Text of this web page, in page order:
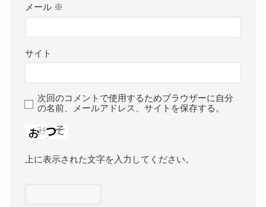
メール ※
サイト
次回のコメントで使用するためブラウザーに自分
の名前、メールアドレス、サイトを保存する。
上に表示された文字を入力してください。